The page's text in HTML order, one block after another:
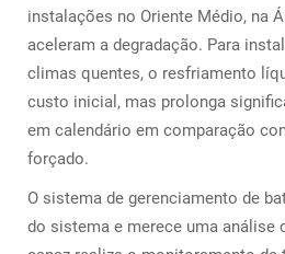
instalações no Oriente Médio, na
aceleram a degradação. Para
climas quentes, o resfriamento
custo inicial, mas prolonga
em calendário em comparação
forçado.
O sistema de gerenciamento de
do sistema e merece uma análise